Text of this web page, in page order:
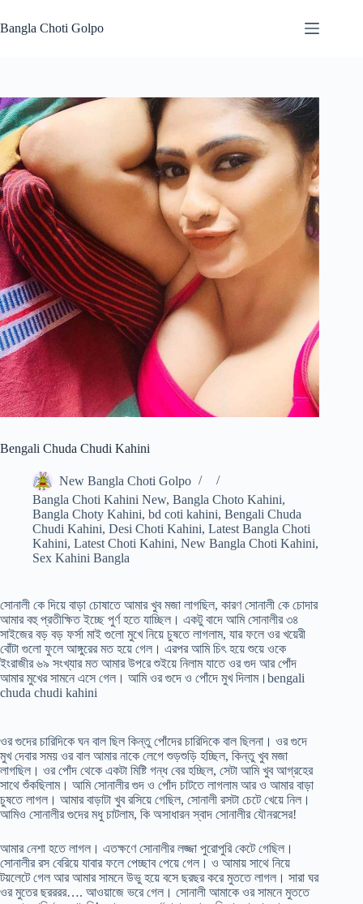
to
content
Bangla Choti Golpo
Bengali Chuda Chudi Kahini
New Bangla Choti Golpo
Bangla Choti Kahini New, Bangla Choto Kahini,
Bangla Choty Kahini, bd coti kahini, Bengali Chuda
Chudi Kahini, Desi Choti Kahini, Latest Bangla Choti
Kahini, Latest Choti Kahini, New Bangla Choti Kahini,
Sex Kahini Bangla
সোনালী কে দিয়ে বাড়া চোষাতে আমার খুব মজা লাগছিল, কারণ সোনালী কে চোদার
আমার বহু প্রতীক্ষিত ইচ্ছে পুর্ণ হতে যাচ্ছিল। একটু বাদে আমি সোনালীর ৩৪
সাইজের বড় বড় ফর্সা মাই গুলো মুখে নিয়ে চুষতে লাগলাম, যার ফলে ওর খয়েরী
বোঁটা গুলো ফুলে আঙ্গুরের মত হয়ে গেল। এরপর আমি চিৎ হয়ে শুয়ে ওকে
ইংরাজীর ৬৯ সংখ্যার মত আমার উপরে শুইয়ে নিলাম যাতে ওর গুদ আর পোঁদ
আমার মুখের সামনে এসে গেল। আমি ওর গুদে ও পোঁদে মুখ দিলাম।bengali
chuda chudi kahini
ওর গুদের চারিদিকে ঘন বাল ছিল কিন্তু পোঁদের চারিদিকে বাল ছিলনা। ওর গুদে
মুখ দেবার সময় ওর বাল আমার নাকে লেগে শুড়শুড়ি হচ্ছিল, কিন্তু খুব মজা
লাগছিল। ওর পোঁদ থেকে একটা মিষ্টি গন্ধ বের হচ্ছিল, সেটা আমি খুব আগ্রহের
সাথে শুঁকছিলাম। আমি সোনালীর গুদ ও পোঁদ চাটতে লাগলাম আর ও আমার বাড়া
চুষতে লাগল। আমার বাড়াটা খুব রসিয়ে গেছিল, সোনালী রসটা চেটে খেয়ে নিল।
আমিও সোনালীর গুদের মধু চাটলাম, কি অসাধারন স্বাদ সোনালীর যৌনরসের!
আমার নেশা হতে লাগল। এতক্ষণে সোনালীর লজ্জা পুরোপুরি কেটে গেছিল।
সোনালীর রস বেরিয়ে যাবার ফলে পেচ্ছাব পেয়ে গেল। ও আমায় সাথে নিয়ে
টয়লেটে গেল আর আমার সামনে উভু হয়ে বসে ছরছর করে মুততে লাগল। সারা ঘর
ওর মুতের ছরররর…. আওয়াজে ভরে গেল। সোনালী আমাকে ওর সামনে মুততে